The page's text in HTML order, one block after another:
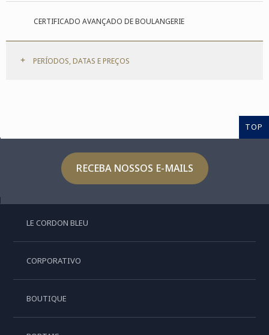
CERTIFICADO AVANÇADO DE BOULANGERIE
PERÍODOS, DATAS E PREÇOS
TOP
RECEBA NOSSOS E-MAILS
LE CORDON BLEU
CORPORATIVO
BOUTIQUE